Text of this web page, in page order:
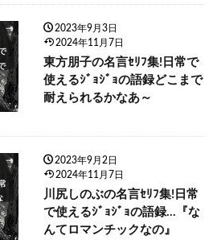
2023年9月3日
2024年11月7日
東方朋子の名言ｾﾘﾌ集!日常で
使えるｼﾞｮｼﾞｮの語録どこまで
耐えられるかなあ～
2023年9月2日
2024年11月7日
川尻しのぶの名言ｾﾘﾌ集!日常
で使えるｼﾞｮｼﾞｮの語録…『な
んてロマンチックなの』